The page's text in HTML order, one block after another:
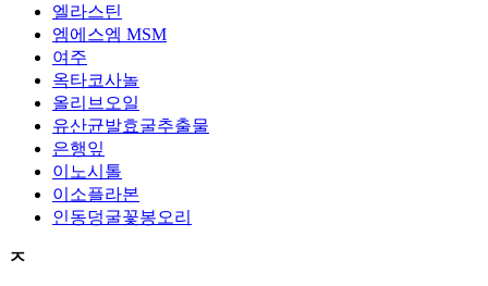
엘라스틴
엠에스엠 MSM
여주
옥타코사놀
올리브오일
유산균발효굴추출물
은행잎
이노시톨
이소플라본
인동덩굴꽃봉오리
ㅈ